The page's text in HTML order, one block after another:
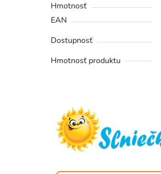
Hmotnosť
EAN
Dostupnosť
Hmotnosť produktu